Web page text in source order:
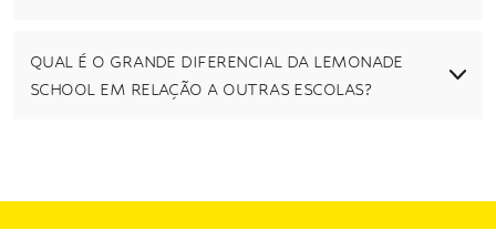
QUAL É O GRANDE DIFERENCIAL DA LEMONADE
SCHOOL EM RELAÇÃO A OUTRAS ESCOLAS?